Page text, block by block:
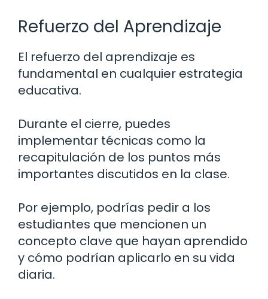
Refuerzo del Aprendizaje
El refuerzo del aprendizaje es
fundamental en cualquier estrategia
educativa.
Durante el cierre, puedes
implementar técnicas como la
recapitulación de los puntos más
importantes discutidos en la clase.
Por ejemplo, podrías pedir a los
estudiantes que mencionen un
concepto clave que hayan aprendido
y cómo podrían aplicarlo en su vida
diaria.